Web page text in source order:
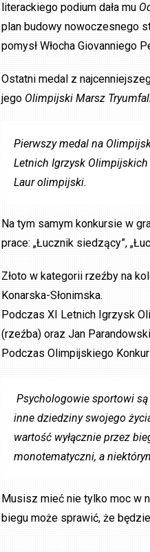
literackiego podium dała mu
plan budowy nowoczesnego
pomysł Włocha Giovanniego
Ostatni medal z
jego Olimpijski Marsz
Pierwszy medal na
Letnich Igrzysk Olimpijskich
Laur olimpijski.
Na tym samym konkursie w
prace: „Łucznik siedzący”,
Złoto w kategorii rzeźby na
Konarska-Słonimska.
Podczas XI Letnich Igrzysk
(rzeźba) oraz Jan
Podczas Olimpijskiego
Psychologowie sportowi
inne dziedziny swojego
wartość wyłącznie przez
monotematyczni, a
Musisz mieć nie tylko moc w
biegu może sprawić, że